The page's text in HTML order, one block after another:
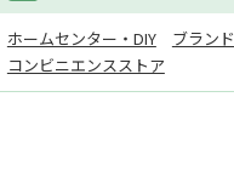
ホームセンター・DIY
ブランド
コンビニエンスストア